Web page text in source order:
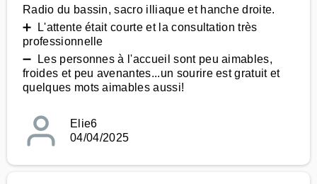
Radio du bassin, sacro illiaque et hanche droite.
➕ L'attente était courte et la consultation très
professionnelle
➖ Les personnes à l'accueil sont peu aimables,
froides et peu avenantes...un sourire est gratuit et
quelques mots aimables aussi!
Elie6
04/04/2025